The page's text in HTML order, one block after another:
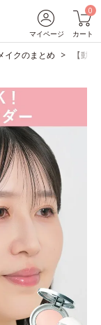
マイページ
0
カート
イクのまとめ 【動